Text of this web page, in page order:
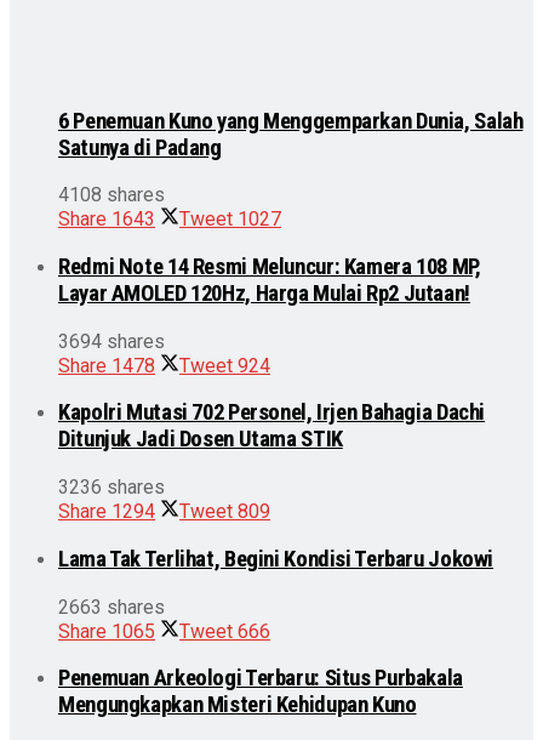
6 Penemuan Kuno yang Menggemparkan Dunia, Salah
Satunya di Padang
4108 shares
Share 1643 Tweet 1027
Redmi Note 14 Resmi Meluncur: Kamera 108 MP,
Layar AMOLED 120Hz, Harga Mulai Rp2 Jutaan!
3694 shares
Share 1478 Tweet 924
Kapolri Mutasi 702 Personel, Irjen Bahagia Dachi
Ditunjuk Jadi Dosen Utama STIK
3236 shares
Share 1294 Tweet 809
Lama Tak Terlihat, Begini Kondisi Terbaru Jokowi
2663 shares
Share 1065 Tweet 666
Penemuan Arkeologi Terbaru: Situs Purbakala
Mengungkapkan Misteri Kehidupan Kuno